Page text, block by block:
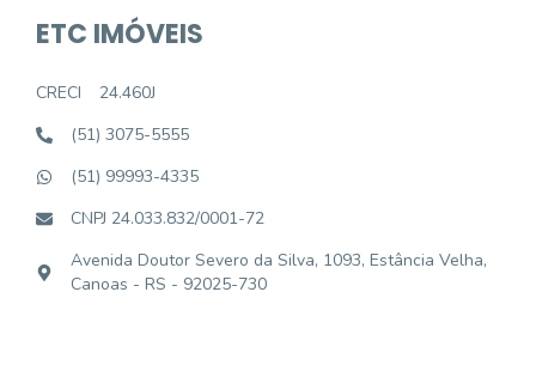
ETC IMÓVEIS
CRECI
24.460J
(51) 3075-5555
(51) 99993-4335
CNPJ 24.033.832/0001-72
Avenida Doutor Severo da Silva, 1093, Estância Velha,
Canoas - RS - 92025-730